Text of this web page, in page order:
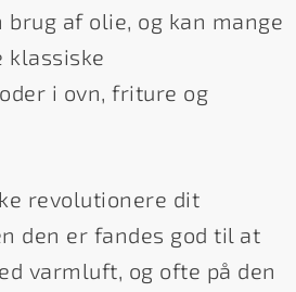
af olie, og kan mange
klassiske
i ovn, friture og
revolutionere dit
den er fandes god til at
varmluft, og ofte på den